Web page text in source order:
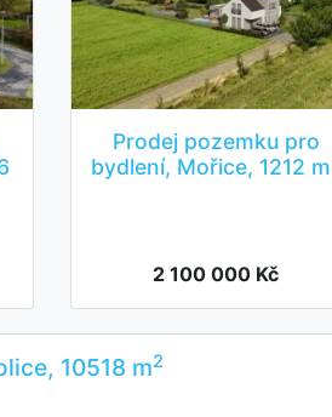
Prodej pozemku pro
bydlení, Mořice, 1212 m
2 100 000 Kč
10518 m2